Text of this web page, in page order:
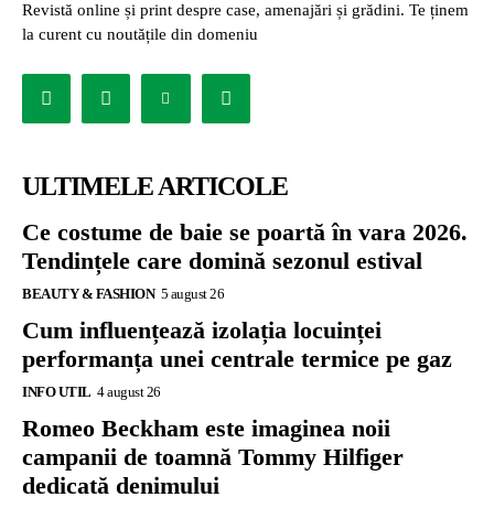
Revistă online și print despre case, amenajări și grădini. Te ținem
la curent cu noutățile din domeniu
ULTIMELE ARTICOLE
Ce costume de baie se poartă în vara 2026.
Tendințele care domină sezonul estival
BEAUTY & FASHION 5 august 26
Cum influențează izolația locuinței
performanța unei centrale termice pe gaz
INFO UTIL 4 august 26
Romeo Beckham este imaginea noii
campanii de toamnă Tommy Hilfiger
dedicată denimului